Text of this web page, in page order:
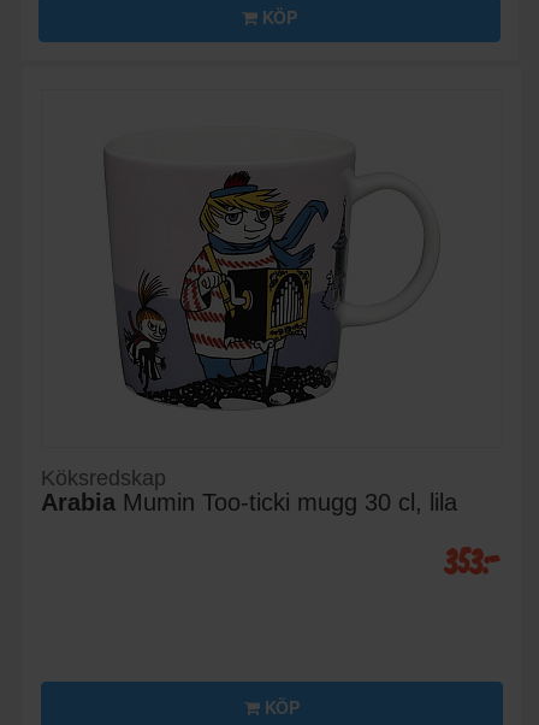
KÖP
Köksredskap
Arabia Mumin Too-ticki mugg 30 cl, lila
353:-
KÖP